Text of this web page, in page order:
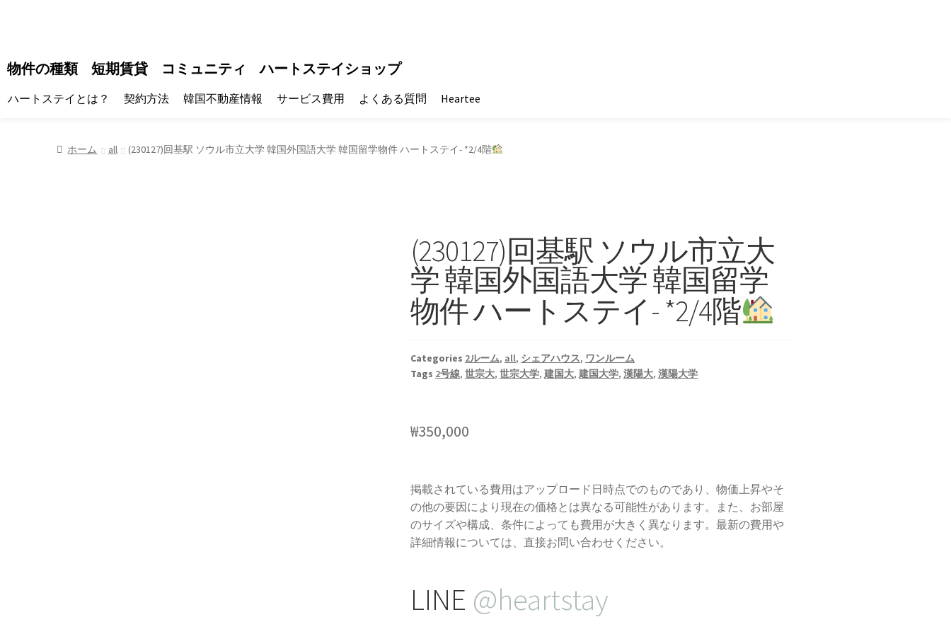
物件の種類 短期賃貸 コミュニティ ハートステイショップ
ハートステイとは？ 契約方法 韓国不動産情報 サービス費用 よくある質問 Heartee
ホーム all (230127)回基駅 ソウル市立大学 韓国外国語大学 韓国留学物件 ハートステイ- *2/4階
(230127)回基駅 ソウル市立大
学 韓国外国語大学 韓国留学
物件 ハートステイ- *2/4階
Categories 2ルーム, all, シェアハウス, ワンルーム
Tags 2号線, 世宗大, 世宗大学, 建国大, 建国大学, 漢陽大, 漢陽大学
₩350,000
掲載されている費用はアップロード日時点でのものであり、物価上昇やそ
の他の要因により現在の価格とは異なる可能性があります。また、お部屋
のサイズや構成、条件によっても費用が大きく異なります。最新の費用や
詳細情報については、直接お問い合わせください。
LINE @heartstay